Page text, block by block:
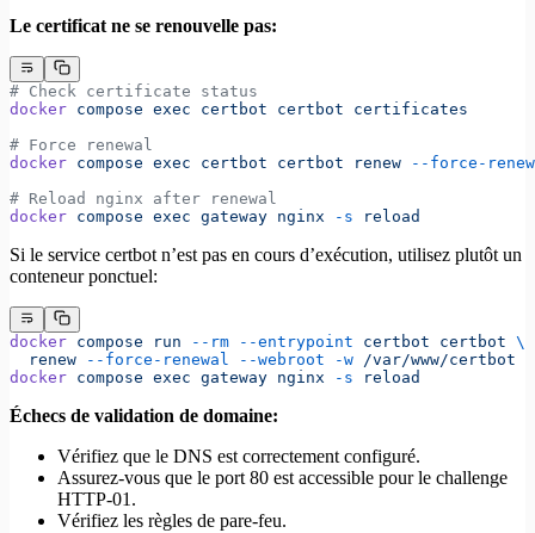
Le certificat ne se renouvelle pas:
# Check certificate status
docker compose exec certbot certbot certificates
# Force renewal
docker compose exec certbot certbot renew --force-
# Reload nginx after renewal
docker compose exec gateway nginx -s reload
Si le service certbot n’est pas en cours d’exécution, utilisez plutôt un
conteneur ponctuel:
docker compose run --rm --entrypoint certbot certbot \
  renew
--force-renewal --webroot -w /var/www/certbot
docker compose exec gateway nginx -s reload
Échecs de validation de domaine:
Vérifiez que le DNS est correctement configuré.
Assurez-vous que le port 80 est accessible pour le challenge
HTTP-01.
Vérifiez les règles de pare-feu.